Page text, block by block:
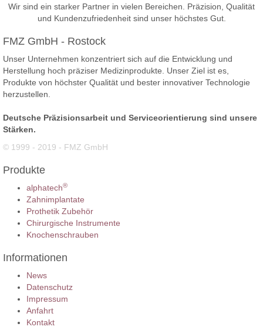
Wir sind ein starker Partner in vielen Bereichen. Präzision, Qualität
und Kundenzufriedenheit sind unser höchstes Gut.
FMZ GmbH - Rostock
Unser Unternehmen konzentriert sich auf die Entwicklung und
Herstellung hoch präziser Medizinprodukte. Unser Ziel ist es,
Produkte von höchster Qualität und bester innovativer Technologie
herzustellen.
Deutsche Präzisionsarbeit und Serviceorientierung sind unsere
Stärken.
© 1999 - 2019 - FMZ GmbH
Produkte
alphatech®
Zahnimplantate
Prothetik Zubehör
Chirurgische Instrumente
Knochenschrauben
Informationen
News
Datenschutz
Impressum
Anfahrt
Kontakt